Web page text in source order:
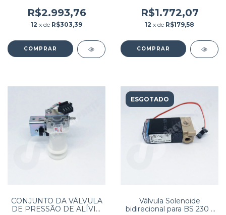
R$2.993,76
12 x de R$303,39
R$1.772,07
12 x de R$179,58
CONJUNTO DA VÁLVULA
DE PRESSÃO DE ALÍVIO
ESGOTADO
Válvula Solenoide
bidirecional para BS 230 /